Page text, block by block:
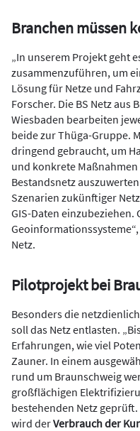
Branchen müssen
„In unserem Projekt geht
zusammenzuführen, um
Lösung für Netze und
Forscher. Die BS Netz aus
Wiesbaden bearbeiten
beide zur Thüga-Gruppe.
dringend gebraucht, um
und konkrete
Bestandsnetz
Szenarien zukünftiger
GIS-Daten einzubeziehen.
Netz.
Pilotprojekt bei
Besonders die
soll das Netz entlasten.
Erfahrungen, wie viel
Zauner. In einem
rund um Braunschweig
großflächigen
bestehenden Netz
wird derVerbrauch der